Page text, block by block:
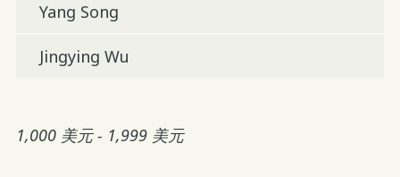
Yang Song
Jingying Wu
1,000 美元 - 1,999 美元